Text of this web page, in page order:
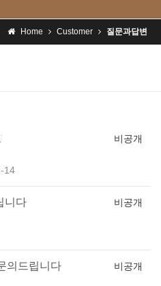
Home Customer 질문과답변
14
비공개
니다 비공개
의드립니다 비공개